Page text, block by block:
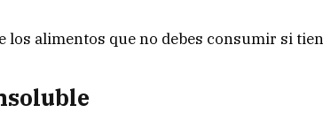
los alimentos que no debes consumir si